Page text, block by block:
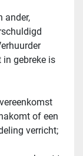
ander,
in gebreke is
of een
verricht;